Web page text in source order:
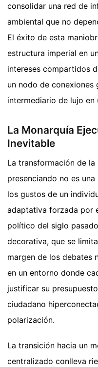
consolidar una red de
ambiental que no
El éxito de esta
estructura imperial en
intereses compartidos
un nodo de conexiones
intermediario de lujo
La Monarquía
Inevitable
La transformación de
presenciando no es
los gustos de un
adaptativa forzada por
político del siglo
decorativa, que se
margen de los debates
en un entorno donde
justificar su
ciudadano
polarización.
La transición hacia un
centralizado conlleva